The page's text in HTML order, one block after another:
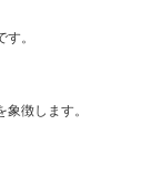
。
徴します。